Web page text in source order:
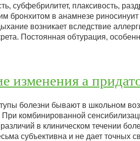
субфебрилитет, плаксивость,
бронхитом в анамнезе
возникает вследствие
Постоянная обтурация,
изменения а
болезни бывают в школьном
комбинированной
в клиническом течении
субъективна и не дает точных